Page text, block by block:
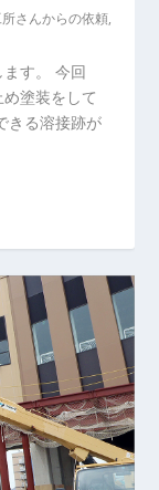
さんからの依頼,
す。 今回
塗装をして
きる溶接跡が